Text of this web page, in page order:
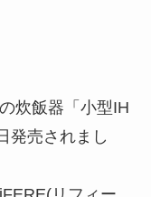
炊飯器「小型IH
発売されまし